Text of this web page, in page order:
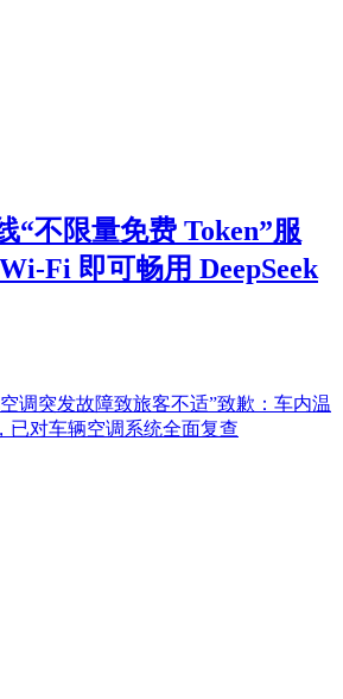
“不限量免费 Token”服
Fi 即可畅用 DeepSeek